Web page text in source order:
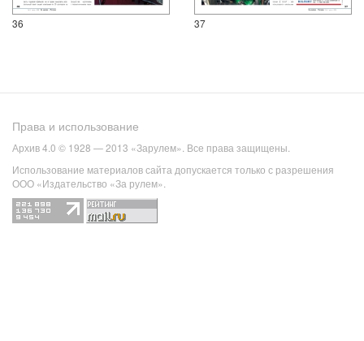
36 37
Права и использование
Архив 4.0 © 1928 — 2013 «Зарулем». Все права защищены.
Использование материалов сайта допускается только с разрешения
ООО «Издательство «За рулем».